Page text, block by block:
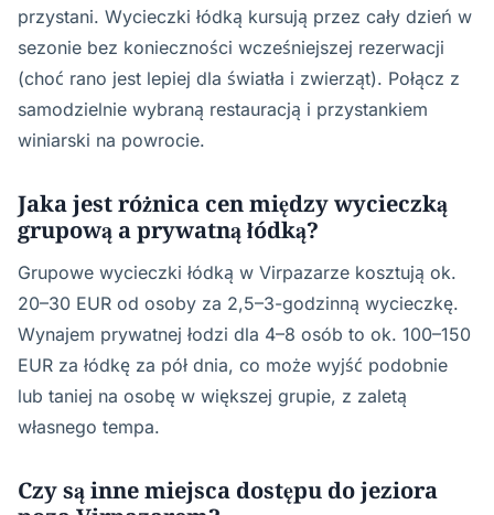
przystani. Wycieczki łódką kursują przez cały dzień w
sezonie bez konieczności wcześniejszej rezerwacji
(choć rano jest lepiej dla światła i zwierząt). Połącz z
samodzielnie wybraną restauracją i przystankiem
winiarski na powrocie.
Jaka jest różnica cen między wycieczką
grupową a prywatną łódką?
Grupowe wycieczki łódką w Virpazarze kosztują ok.
20–30 EUR od osoby za 2,5–3-godzinną wycieczkę.
Wynajem prywatnej łodzi dla 4–8 osób to ok. 100–150
EUR za łódkę za pół dnia, co może wyjść podobnie
lub taniej na osobę w większej grupie, z zaletą
własnego tempa.
Czy są inne miejsca dostępu do jeziora